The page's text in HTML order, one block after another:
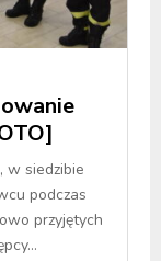
w siedzibie
podczas
przyjętych